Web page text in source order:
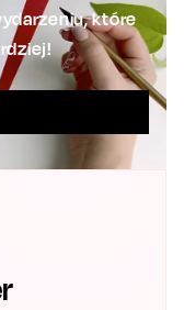
które